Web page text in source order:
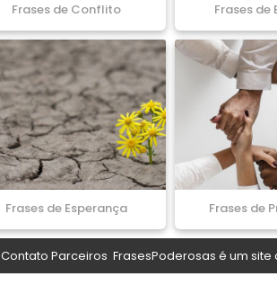
Frases de Conflito Frases de
Frases de Esperança Frases de
Contato Parceiros FrasesPoderosas é um